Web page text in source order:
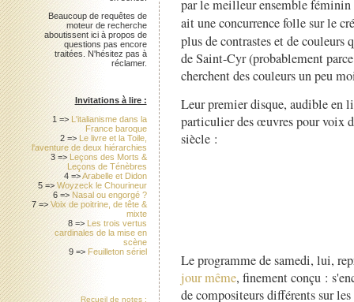
par le meilleur ensemble
ait une concurrence folle sur le
plus de contrastes et de couleurs
de Saint-Cyr (probablement
cherchent des couleurs un peu
Leur premier disque, audible en
particulier des œuvres pour voix
siècle :
Le programme de samedi, lui,
jour même, finement conçu :
de compositeurs différents sur
Beaucoup de requêtes de
moteur de recherche
aboutissent ici à propos de
questions pas encore
traitées. N'hésitez pas à
réclamer.
Invitations à lire :
1 => L'italianisme dans la
France baroque
2 => Le livre et la Toile,
l'aventure de deux hiérarchies
3 => Leçons des Morts &
Leçons de Ténèbres
4 =>Arabelle et Didon
5 =>Woyzeck le Chourineur
6 => Nasal ou engorgé ?
7 =>Voix de poitrine, de tête &
mixte
8 => Les trois vertus
cardinales de la mise en
scène
9 => Feuilleton sériel
Recueil de notes :